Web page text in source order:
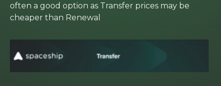
often a good option as Transfer prices may be
cheaper than Renewal